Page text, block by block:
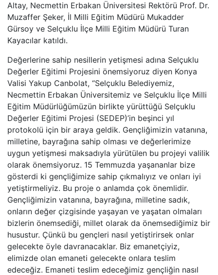
Altay, Necmettin Erbakan Üniversitesi Rektörü Prof. Dr.
Muzaffer Şeker, İl Milli Eğitim Müdürü Mukadder
Gürsoy ve Selçuklu İlçe Milli Eğitim Müdürü Turan
Kayacılar katıldı.
Değerlerine sahip nesillerin yetişmesi adına Selçuklu
Değerler Eğitimi Projesini önemsiyoruz diyen Konya
Valisi Yakup Canbolat, “Selçuklu Belediyemiz,
Necmettin Erbakan Üniversitemiz ve Selçuklu İlçe Milli
Eğitim Müdürlüğümüzün birlikte yürüttüğü Selçuklu
Değerler Eğitimi Projesi (SEDEP)’in beşinci yıl
protokolü için bir araya geldik. Gençliğimizin vatanına,
milletine, bayrağına sahip olması ve değerlerimize
uygun yetişmesi maksadıyla yürütülen bu projeyi valilik
olarak önemsiyoruz. 15 Temmuzda yaşananlar bize
gösterdi ki gençliğimize sahip çıkmalıyız ve onları iyi
yetiştirmeliyiz. Bu proje o anlamda çok önemlidir.
Gençliğimizin vatanına, bayrağına, milletine sadık,
onların değer çizgisinde yaşayan ve yaşatan olmaları
bizlerin önemsediği, millet olarak da önemsediğimiz bir
husustur. Çünkü bu gençleri nasıl yetiştirirsek onlar
gelecekte öyle davranacaklar. Biz emanetçiyiz,
elimizde olan emaneti gelecekte onlara teslim
edeceğiz. Emaneti teslim edeceğimiz gençliğin nasıl